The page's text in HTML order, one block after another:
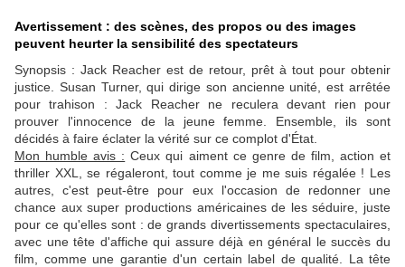
Avertissement : des scènes, des propos ou des images
peuvent heurter la sensibilité des spectateurs
Synopsis : Jack Reacher est de retour, prêt à tout pour obtenir
justice. Susan Turner, qui dirige son ancienne unité, est arrêtée
pour trahison : Jack Reacher ne reculera devant rien pour
prouver l'innocence de la jeune femme. Ensemble, ils sont
décidés à faire éclater la vérité sur ce complot d'État.
Mon humble avis : Ceux qui aiment ce genre de film, action et
thriller XXL, se régaleront, tout comme je me suis régalée ! Les
autres, c'est peut-être pour eux l'occasion de redonner une
chance aux super productions américaines de les séduire, juste
pour ce qu'elles sont : de grands divertissements spectaculaires,
avec une tête d'affiche qui assure déjà en général le succès du
film, comme une garantie d'un certain label de qualité. La tête